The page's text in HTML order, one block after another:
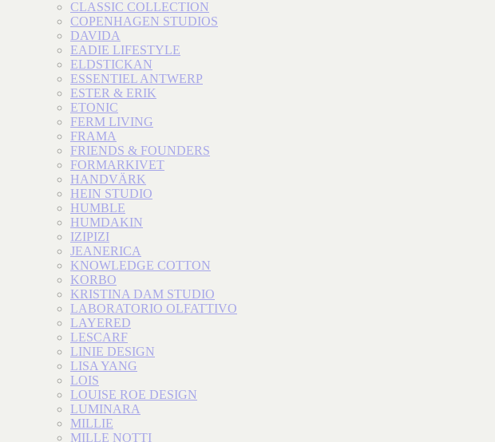
CLASSIC COLLECTION
COPENHAGEN STUDIOS
DAVIDA
EADIE LIFESTYLE
ELDSTICKAN
ESSENTIEL ANTWERP
ESTER & ERIK
ETONIC
FERM LIVING
FRAMA
FRIENDS & FOUNDERS
FORMARKIVET
HANDVÄRK
HEIN STUDIO
HUMBLE
HUMDAKIN
IZIPIZI
JEANERICA
KNOWLEDGE COTTON
KORBO
KRISTINA DAM STUDIO
LABORATORIO OLFATTIVO
LAYERED
LESCARF
LINIE DESIGN
LISA YANG
LOIS
LOUISE ROE DESIGN
LUMINARA
MILLIE
MILLE NOTTI